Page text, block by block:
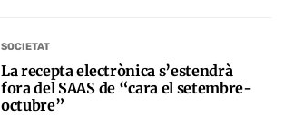
SOCIETAT
La recepta electrònica s’estendrà
fora del SAAS de “cara el setembre-
octubre”